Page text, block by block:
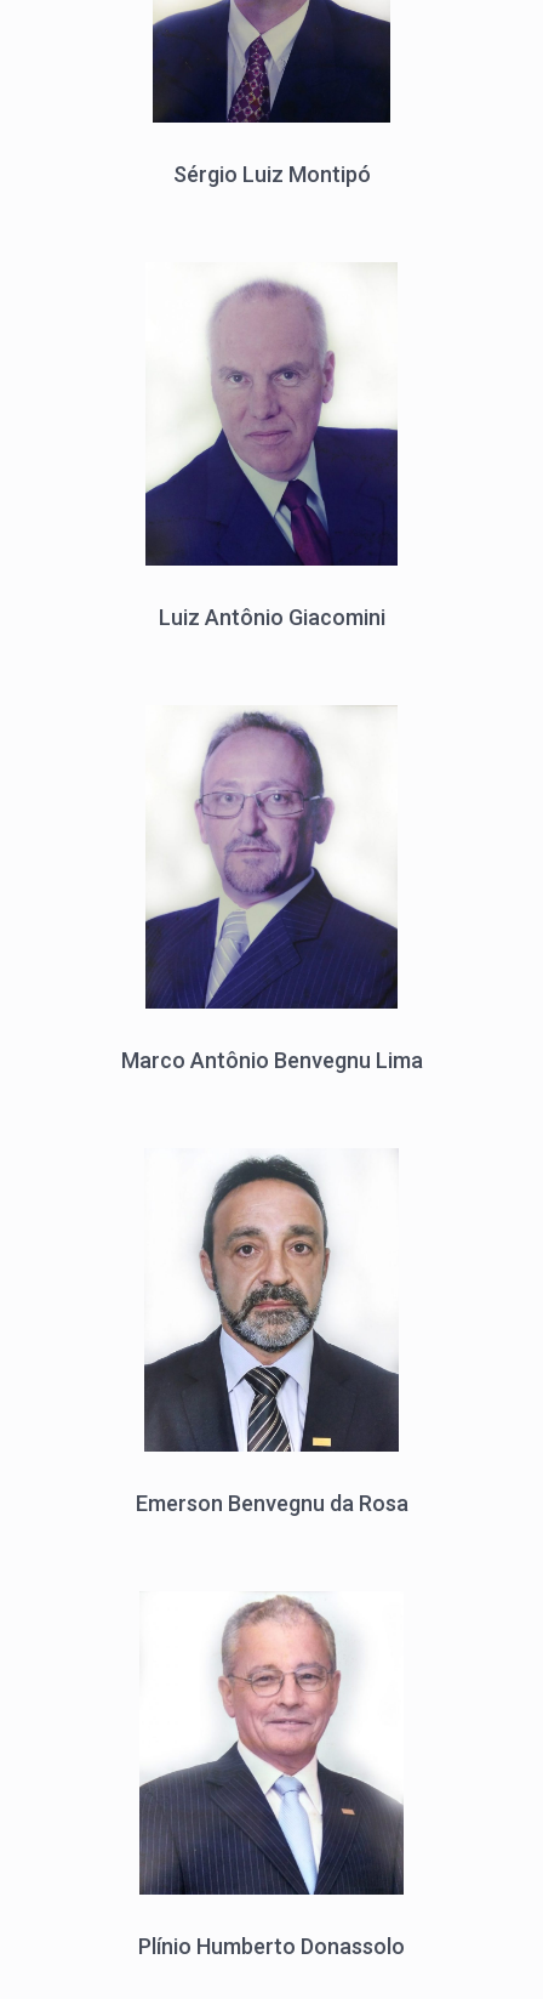
Sérgio Luiz Montipó
Luiz Antônio Giacomini
Marco Antônio Benvegnu Lima
Emerson Benvegnu da Rosa
Plínio Humberto Donassolo